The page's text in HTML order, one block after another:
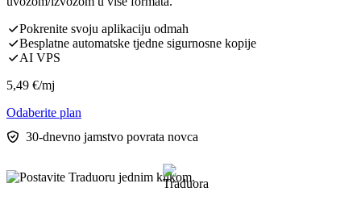
Pokrenite svoju aplikaciju odmah
Besplatne automatske tjedne sigurnosne kopije
AI VPS
5,49 €/mj
Odaberite plan
30-dnevno jamstvo povrata novca